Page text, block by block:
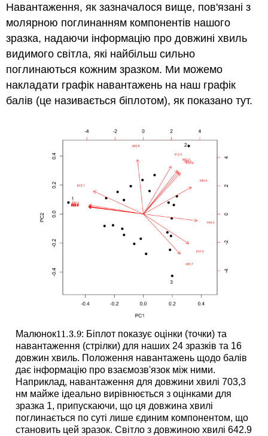
Навантаження, як зазначалося вище, пов'язані з
молярною поглинанням компонентів нашого
зразка, надаючи інформацію про довжині хвиль
видимого світла, які найбільш сильно
поглинаються кожним зразком. Ми можемо
накладати графік навантажень на наш графік
балів (це називається біплотом), як показано тут.
Малюнок11.3.9
11.3.9: Біплот показує оцінки (точки) та
навантаження (стрілки) для наших 24 зразків та 16
довжин хвиль. Положення навантажень щодо балів
дає інформацію про взаємозв'язок між ними.
Наприклад, навантаження для довжини хвилі 703,3
нм майже ідеально вирівнюється з оцінками для
зразка 1, припускаючи, що ця довжина хвилі
поглинається по суті лише єдиним компонентом, що
становить цей зразок. Світло з довжиною хвилі 642.9